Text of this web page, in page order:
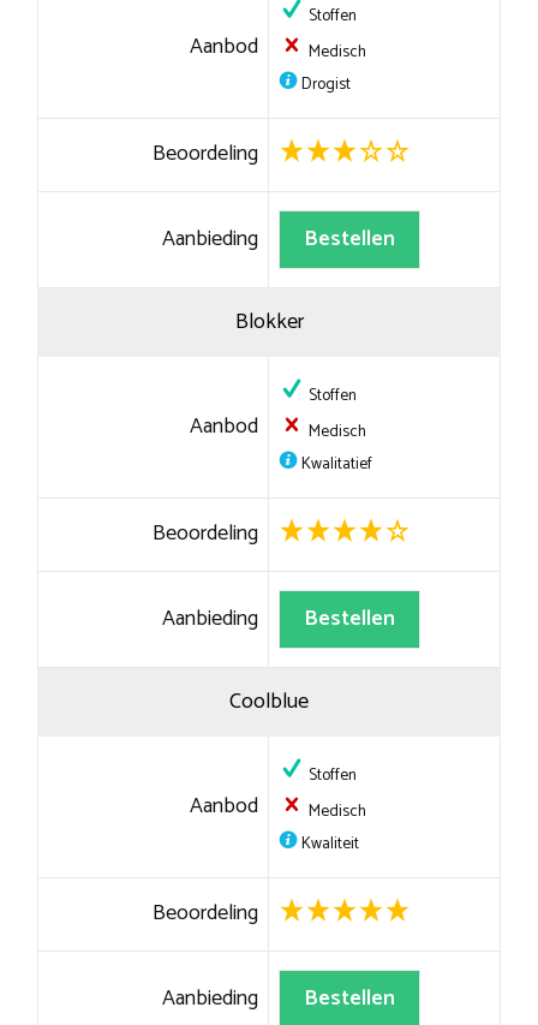
Aanbod
Stoffen
Medisch
Drogist
Beoordeling
Aanbieding Bestellen
Blokker
Aanbod
Stoffen
Medisch
Kwalitatief
Beoordeling
Aanbieding Bestellen
Coolblue
Aanbod
Stoffen
Medisch
Kwaliteit
Beoordeling
Aanbieding Bestellen